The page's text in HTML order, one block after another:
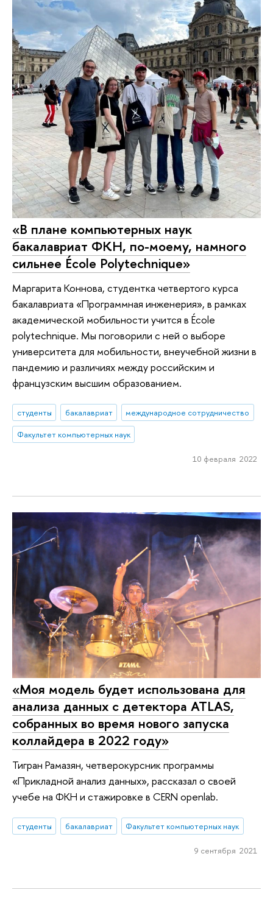
«В плане компьютерных наук
бакалавриат ФКН, по-моему, намного
сильнее École Polytechnique»
Маргарита Коннова, студентка четвертого курса
бакалавриата «Программная инженерия», в рамках
академической мобильности учится в École
polytechnique. Мы поговорили с ней о выборе
университета для мобильности, внеучебной жизни в
пандемию и различиях между российским и
французским высшим образованием.
студенты бакалавриат
международное сотрудничество
Факультет компьютерных наук
10 февраля 2022
«Моя модель будет использована для
анализа данных с детектора ATLAS,
собранных во время нового запуска
коллайдера в 2022 году»
Тигран Рамазян, четверокурсник программы
«Прикладной анализ данных», рассказал о своей
учебе на ФКН и стажировке в CERN openlab.
студенты бакалавриат Факультет компьютерных наук
9 сентября 2021